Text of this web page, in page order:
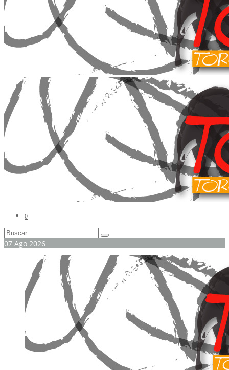
0
07 Ago 2026